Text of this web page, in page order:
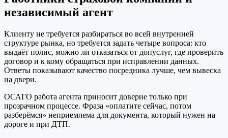
независимый агент
Клиенту не требуется разбираться во всей внутренней
структуре рынка, но требуется задать четыре вопроса: кто
выдаёт полис, можно ли отказаться от допуслуг, где проверить
договор и к кому обращаться при исправлении данных.
Ответы показывают качество посредника лучше, чем вывеска
на двери.
ОСАГО работа агента приносит доверие только при
прозрачном процессе. Фраза «оплатите сейчас, потом
разберёмся» неприемлема для документа, который нужен на
дороге и при ДТП.